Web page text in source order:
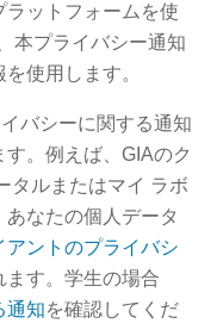
ラットフォームを使
本プライバシー通知
使用します。
バシーに関する通知
。例えば、GIAのク
タルまたはマイ ラボ
なたの個人データ
アントのプライバシ
ます。学生の場合
通知を確認してくだ